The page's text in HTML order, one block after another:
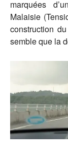
marquées
Malaisie
construction
semble que la